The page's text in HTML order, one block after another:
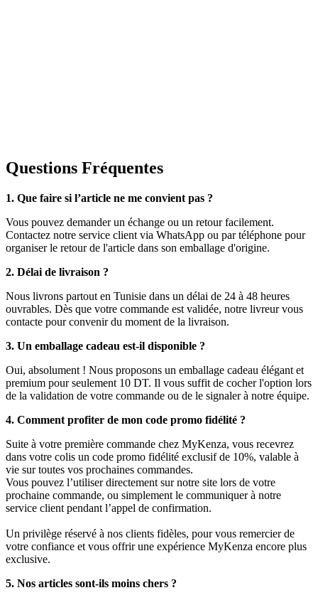
Questions Fréquentes
1. Que faire si l’article ne me convient pas ?
Vous pouvez demander un échange ou un retour facilement.
Contactez notre service client via WhatsApp ou par téléphone pour
organiser le retour de l'article dans son emballage d'origine.
2. Délai de livraison ?
Nous livrons partout en Tunisie dans un délai de 24 à 48 heures
ouvrables. Dès que votre commande est validée, notre livreur vous
contacte pour convenir du moment de la livraison.
3. Un emballage cadeau est-il disponible ?
Oui, absolument ! Nous proposons un emballage cadeau élégant et
premium pour seulement 10 DT. Il vous suffit de cocher l'option lors
de la validation de votre commande ou de le signaler à notre équipe.
4. Comment profiter de mon code promo fidélité ?
Suite à votre première commande chez MyKenza, vous recevrez
dans votre colis un code promo fidélité exclusif de 10%, valable à
vie sur toutes vos prochaines commandes.
Vous pouvez l’utiliser directement sur notre site lors de votre
prochaine commande, ou simplement le communiquer à notre
service client pendant l’appel de confirmation.
Un privilège réservé à nos clients fidèles, pour vous remercier de
votre confiance et vous offrir une expérience MyKenza encore plus
exclusive.
5. Nos articles sont-ils moins chers ?